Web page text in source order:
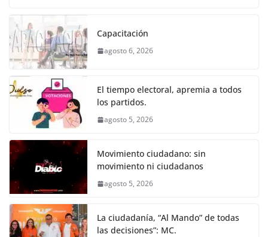
k
c
e
b
o
o
k
itt
er s
A
p
e
n
er
Capacitación
agosto 6, 2026
El tiempo electoral, apremia a todos
los partidos.
agosto 5, 2026
Movimiento ciudadano: sin
movimiento ni ciudadanos
agosto 5, 2026
La ciudadanía, “Al Mando” de todas
las decisiones”: MC.